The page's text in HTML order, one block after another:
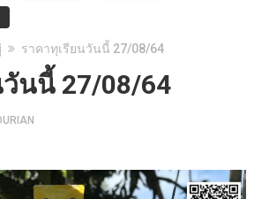
ราคาทุเรียนวันนี้ 27/08/64
นนี้ 27/08/64